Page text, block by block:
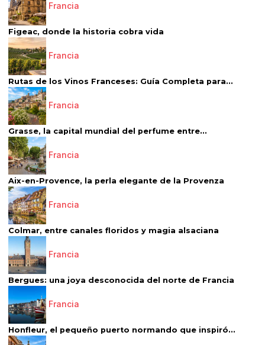
Francia
Figeac, donde la historia cobra vida
Francia
Rutas de los Vinos Franceses: Guía Completa para...
Francia
Grasse, la capital mundial del perfume entre...
Francia
Aix-en-Provence, la perla elegante de la Provenza
Francia
Colmar, entre canales floridos y magia alsaciana
Francia
Bergues: una joya desconocida del norte de Francia
Francia
Honfleur, el pequeño puerto normando que inspiró...